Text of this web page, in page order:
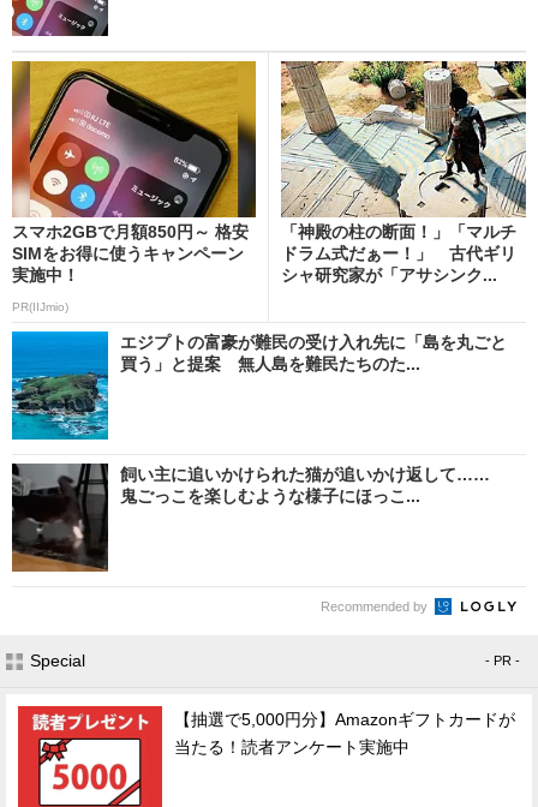
スマホ2GBで月額850円～ 格安
SIMをお得に使うキャンペーン
実施中！
PR(IIJmio)
「神殿の柱の断面！」「マルチ
ドラム式だぁー！」 古代ギリ
シャ研究家が「アサシンク...
エジプトの富豪が難民の受け入れ先に「島を丸ごと
買う」と提案 無人島を難民たちのた...
飼い主に追いかけられた猫が追いかけ返して……
鬼ごっこを楽しむような様子にほっこ...
Recommended by
Special - PR -
【抽選で5,000円分】Amazonギフトカードが
当たる！読者アンケート実施中